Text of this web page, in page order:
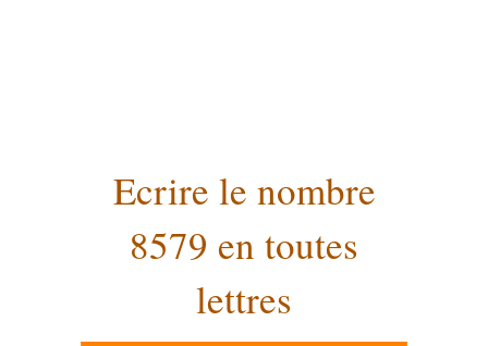
Ecrire le nombre
8579 en toutes
lettres